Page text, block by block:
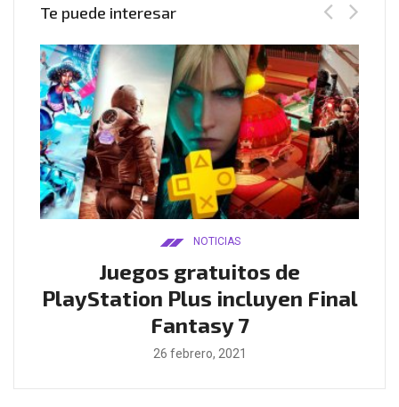
Te puede interesar
NOTICIAS
Juegos gratuitos de
PlayStation Plus incluyen Final
Fantasy 7
26 febrero, 2021